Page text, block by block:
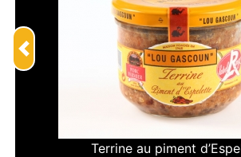
Terrine au piment
Previous